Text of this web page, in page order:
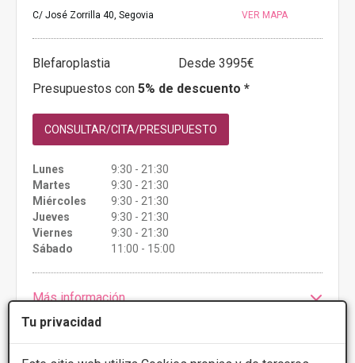
Tu privacidad
C/ José Zorrilla 40, Segovia VER MAPA
Blefaroplastia
Desde 3995€
Presupuestos con 5% de descuento *
CONSULTAR/CITA/PRESUPUESTO
Lunes
9:30 - 21:30
Martes
9:30 - 21:30
Miércoles
9:30 - 21:30
Jueves
9:30 - 21:30
Viernes
9:30 - 21:30
Sábado
11:00 - 15:00
Más información